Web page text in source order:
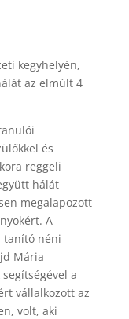
kegyhelyén,
az elmúlt 4
és
reggeli
hálát
megalapozott
A
tanító néni
Mária
a
vállalkozott az
volt, aki